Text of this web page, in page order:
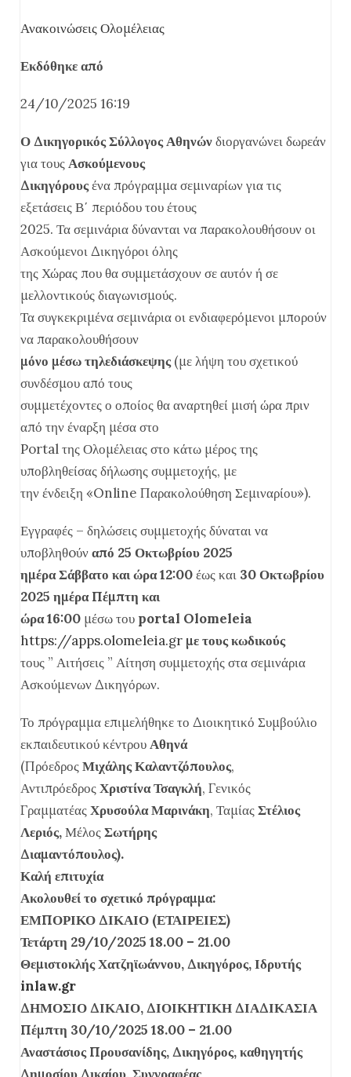
Ανακοινώσεις Ολομέλειας
Εκδόθηκε από
24/10/2025 16:19
Ο Δικηγορικός Σύλλογος Αθηνώνδιοργανώνει δωρεάν
για τουςΑσκούμενους
Δικηγόρουςένα πρόγραμμα σεμιναρίων για τις
εξετάσεις Β΄ περιόδου του έτους
2025. Τα σεμινάρια δύνανται να παρακολουθήσουν οι
Ασκούμενοι Δικηγόροι όλης
της Χώρας που θα συμμετάσχουν σε αυτόν ή σε
μελλοντικούς διαγωνισμούς.
Τα συγκεκριμένα σεμινάρια οι ενδιαφερόμενοι μπορούν
να παρακολουθήσουν
μόνο μέσω τηλεδιάσκεψης(με λήψη του σχετικού
συνδέσμου από τους
συμμετέχοντες ο οποίος θα αναρτηθεί μισή ώρα πριν
από την έναρξη μέσα στο
Portal της Ολομέλειας στο κάτω μέρος της
υποβληθείσας δήλωσης συμμετοχής, με
την ένδειξη «Online Παρακολούθηση Σεμιναρίου»).
Εγγραφές – δηλώσεις συμμετοχής δύναται να
υποβληθoύναπό 25 Οκτωβρίου 2025
ημέρα Σάββατο και ώρα 12:00έως και 30 Οκτωβρίου
2025 ημέρα Πέμπτη και
ώρα 16:00 μέσω του portal Olomeleia
https://apps.olomeleia.gr με τους κωδικούς
τους ” Αιτήσεις ” Αίτηση συμμετοχής στα σεμινάρια
Ασκούμενων Δικηγόρων.
Το πρόγραμμα επιμελήθηκε το Διοικητικό Συμβούλιο
εκπαιδευτικού κέντρουΑθηνά
(ΠρόεδροςΜιχάλης Καλαντζόπουλος,
ΑντιπρόεδροςΧριστίνα Τσαγκλή, Γενικός
ΓραμματέαςΧρυσούλα Μαρινάκη, ΤαμίαςΣτέλιος
Λεριός,ΜέλοςΣωτήρης
Διαμαντόπουλος).
Καλή επιτυχία
Ακολουθεί το σχετικό πρόγραμμα:
ΕΜΠΟΡΙΚΟ ΔΙΚΑΙΟ (ΕΤΑΙΡΕΙΕΣ)
Τετάρτη 29/10/2025 18.00 – 21.00
Θεμιστοκλής Χατζηϊωάννου, Δικηγόρος, Ιδρυτής
inlaw.gr
ΔΗΜΟΣΙΟ ΔΙΚΑΙΟ, ΔΙΟΙΚΗΤΙΚΗ ΔΙΑΔΙΚΑΣΙΑ
Πέμπτη 30/10/2025 18.00 – 21.00
Αναστάσιος Προυσανίδης, Δικηγόρος, καθηγητής